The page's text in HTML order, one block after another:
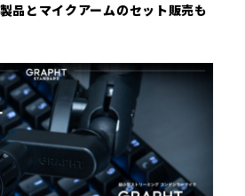
品とマイクアームのセット販売も